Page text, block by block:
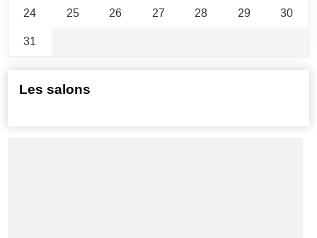
24
25 26 27 28 29
30
31
Les salons